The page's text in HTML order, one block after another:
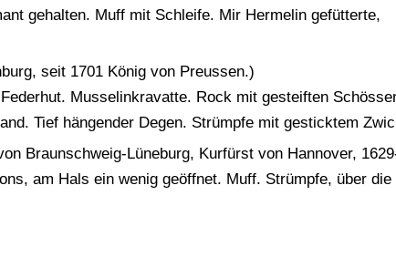
gehalten. Muff mit Schleife. Mir Hermelin gefütterte,
seit 1701 König von Preussen.)
Musselinkravatte. Rock mit gesteiften
Tief hängender Degen. Strümpfe mit gesticktem
Braunschweig-Lüneburg, Kurfürst von Hannover,
am Hals ein wenig geöffnet. Muff. Strümpfe, über die